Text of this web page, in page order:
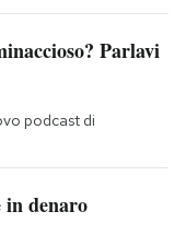
Parlavi
podcast di
in denaro